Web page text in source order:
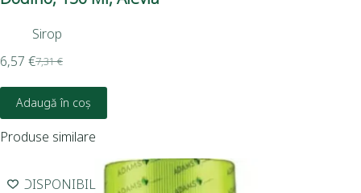
Sirop
7,31€
6,57 €
Adaugă în coș
Produse similare
INDISPONIBIL